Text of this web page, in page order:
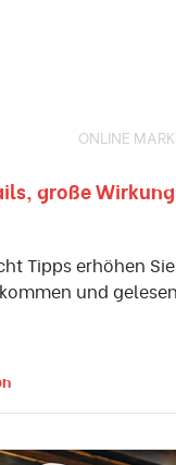
ONLINE
große
Tipps erhöhen
und